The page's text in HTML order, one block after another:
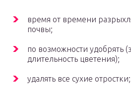
время от времени
почвы;
по возможности удобрять
длительность цветения);
удалять все сухие отростки;